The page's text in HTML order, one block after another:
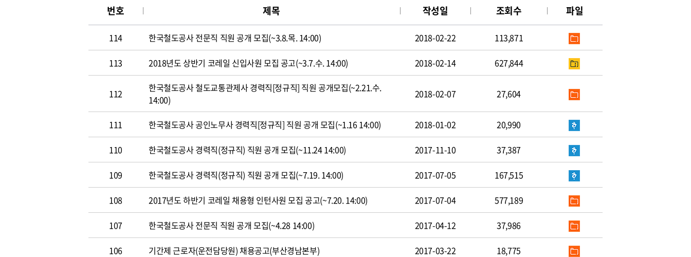
번호 제목 작성일 조회수 파일
114 한국철도공사 전문직 직원 공개 모집(~3.8.목. 14:00) 2018-02-22 113,871
113 2018년도 상반기 코레일 신입사원 모집 공고(~3.7.수. 14:00) 2018-02-14 627,844
112
한국철도공사 철도교통관제사 경력직[정규직] 직원 공개모집(~2.21.수.
14:00)
2018-02-07 27,604
111 한국철도공사 공인노무사 경력직[정규직] 직원 공개 모집(~1.16 14:00) 2018-01-02 20,990
110 한국철도공사 경력직(정규직) 직원 공개 모집(~11.24 14:00) 2017-11-10 37,387
109 한국철도공사 경력직(정규직) 직원 공개 모집(~7.19. 14:00) 2017-07-05 167,515
108 2017년도 하반기 코레일 채용형 인턴사원 모집 공고(~7.20. 14:00) 2017-07-04 577,189
107 한국철도공사 전문직 직원 공개 모집(~4.28 14:00) 2017-04-12 37,986
106 기간제 근로자(운전담당원) 채용공고(부산경남본부) 2017-03-22 18,775